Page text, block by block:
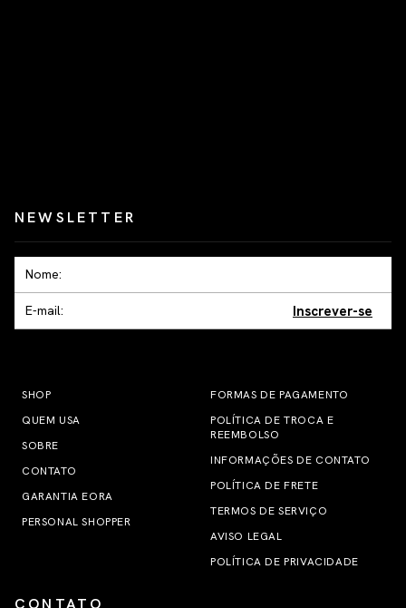
NEWSLETTER
Inscrever-se
SHOP
QUEM USA
SOBRE
CONTATO
GARANTIA EORA
PERSONAL SHOPPER
FORMAS DE PAGAMENTO
POLÍTICA DE TROCA E
REEMBOLSO
INFORMAÇÕES DE CONTATO
POLÍTICA DE FRETE
TERMOS DE SERVIÇO
AVISO LEGAL
POLÍTICA DE PRIVACIDADE
CONTATO